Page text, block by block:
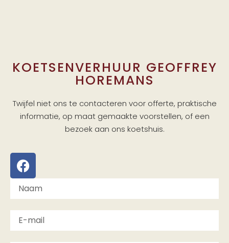
KOETSENVERHUUR GEOFFREY
HOREMANS
Twijfel niet ons te contacteren voor offerte, praktische
informatie, op maat gemaakte voorstellen, of een
bezoek aan ons koetshuis.